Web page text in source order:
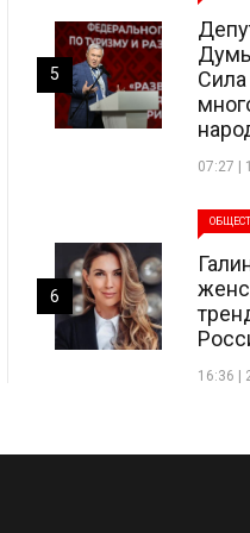
07:27 |
5
16:36 |
6